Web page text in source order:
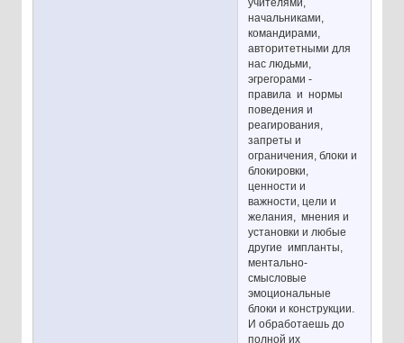
начальниками,
командирами,
авторитетными для
нас людьми,
эгрегорами -
правила и нормы
поведения и
реагирования,
запреты и
ограничения, блоки и
блокировки,
ценности и
важности, цели и
желания, мнения и
установки и любые
другие импланты,
ментально-
смысловые
эмоциональные
блоки и конструкции.
И обработаешь до
полной их